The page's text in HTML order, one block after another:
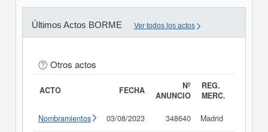
Últimos Actos BORME Ver todos los actos
Otros actos
ACTO FECHA
Nº
ANUNCIO
REG.
MERC.
Nombramientos 03/08/2023 348640 Madrid